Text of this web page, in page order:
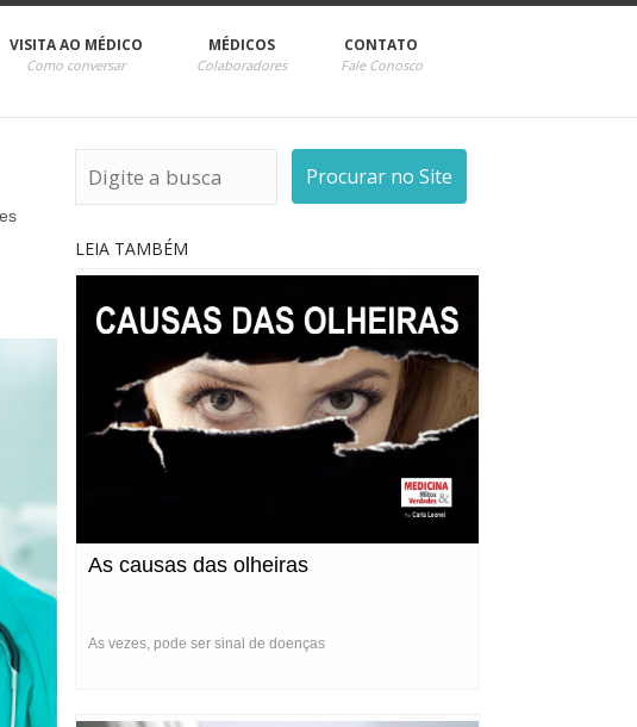
VISITA AO MÉDICO
Como conversar
MÉDICOS
Colaboradores
CONTATO
Fale Conosco
Procurar no Site
LEIA TAMBÉM
As causas das olheiras
As vezes, pode ser sinal de doenças